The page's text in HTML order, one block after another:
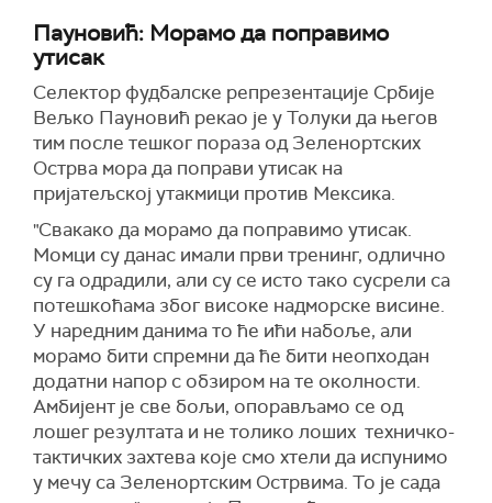
Пауновић: Морамо да поправимо
утисак
Селектор фудбалске репрезентације Србије
Вељко Пауновић рекао је у Толуки да његов
тим после тешког пораза од Зеленортских
Острва мора да поправи утисак на
пријатељској утакмици против Мексика.
"Свакако да морамо да поправимо утисак.
Момци су данас имали први тренинг, одлично
су га одрадили, али су се исто тако сусрели са
потешкоћама због високе надморске висине.
У наредним данима то ће ићи набоље, али
морамо бити спремни да ће бити неопходан
додатни напор с обзиром на те околности.
Амбијент је све бољи, опорављамо се од
лошег резултата и не толико лоших техничко-
тактичких захтева које смо хтели да испунимо
у мечу са Зеленортским Острвима. То је сада